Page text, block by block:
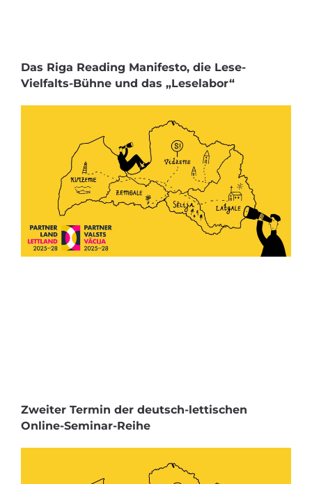
Das Riga Reading Manifesto, die Lese-
Vielfalts-Bühne und das „Leselabor“
Zweiter Termin der deutsch-lettischen
Online-Seminar-Reihe